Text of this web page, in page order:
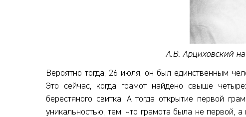
А.В. Арциховский на
Вероятно тогда, 26 июля, он был единственным
Это сейчас, когда грамот найдено свыше
берестяного свитка. А тогда открытие первой
уникальностью, тем, что грамота была не первой, а